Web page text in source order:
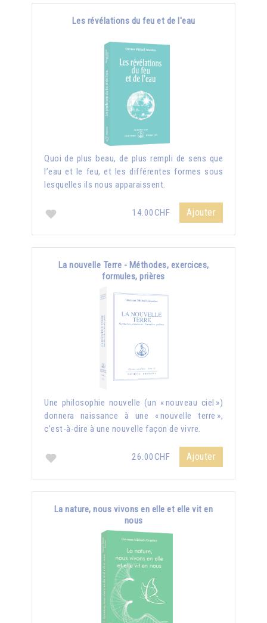
Les révélations du feu et de l'eau
Quoi de plus beau, de plus rempli de sens que
l’eau et le feu, et les différentes formes sous
lesquelles ils nous apparaissent.
14.00CHF Ajouter
La nouvelle Terre - Méthodes, exercices,
formules, prières
Une philosophie nouvelle (un « nouveau ciel »)
donnera naissance à une « nouvelle terre »,
c’est-à-dire à une nouvelle façon de vivre.
26.00CHF Ajouter
La nature, nous vivons en elle et elle vit en
nous